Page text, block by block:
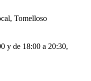
Tomelloso
y de 18:00 a 20:30,